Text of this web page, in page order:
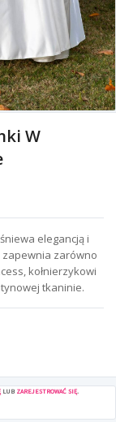
W
elegancją i
zapewnia zarówno
kołnierzykowi
tkaninie.
LUB ZAREJESTROWAĆ SIĘ.